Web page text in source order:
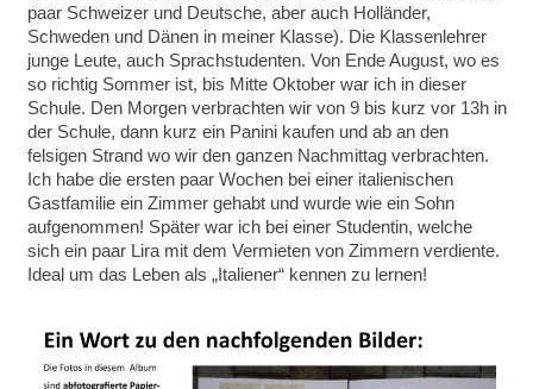
paar Schweizer und Deutsche, aber auch Holländer,
Schweden und Dänen in meiner Klasse). Die Klassenlehrer
junge Leute, auch Sprachstudenten. Von Ende August, wo es
so richtig Sommer ist, bis Mitte Oktober war ich in dieser
Schule. Den Morgen verbrachten wir von 9 bis kurz vor 13h in
der Schule, dann kurz ein Panini kaufen und ab an den
felsigen Strand wo wir den ganzen Nachmittag verbrachten.
Ich habe die ersten paar Wochen bei einer italienischen
Gastfamilie ein Zimmer gehabt und wurde wie ein Sohn
aufgenommen! Später war ich bei einer Studentin, welche
sich ein paar Lira mit dem Vermieten von Zimmern verdiente.
Ideal um das Leben als „Italiener“ kennen zu lernen!